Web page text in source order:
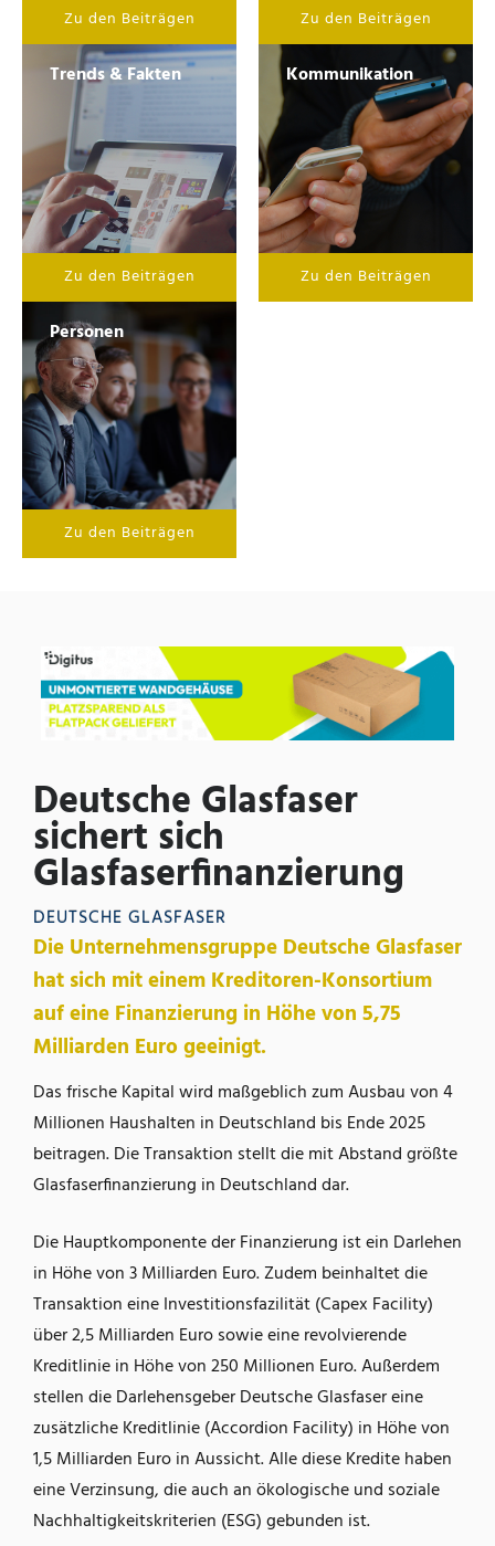
Zu den Beiträgen Zu den Beiträgen
Trends & Fakten
Zu den Beiträgen
Kommunikation
Zu den Beiträgen
Personen
Zu den Beiträgen
Deutsche Glasfaser
sichert sich
Glasfaserfinanzierung
DEUTSCHE GLASFASER
Die Unternehmensgruppe Deutsche Glasfaser
hat sich mit einem Kreditoren-Konsortium
auf eine Finanzierung in Höhe von 5,75
Milliarden Euro geeinigt.
Das frische Kapital wird maßgeblich zum Ausbau von 4
Millionen Haushalten in Deutschland bis Ende 2025
beitragen. Die Transaktion stellt die mit Abstand größte
Glasfaserfinanzierung in Deutschland dar.
Die Hauptkomponente der Finanzierung ist ein Darlehen
in Höhe von 3 Milliarden Euro. Zudem beinhaltet die
Transaktion eine Investitionsfazilität (Capex Facility)
über 2,5 Milliarden Euro sowie eine revolvierende
Kreditlinie in Höhe von 250 Millionen Euro. Außerdem
stellen die Darlehensgeber Deutsche Glasfaser eine
zusätzliche Kreditlinie (Accordion Facility) in Höhe von
1,5 Milliarden Euro in Aussicht. Alle diese Kredite haben
eine Verzinsung, die auch an ökologische und soziale
Nachhaltigkeitskriterien (ESG) gebunden ist.